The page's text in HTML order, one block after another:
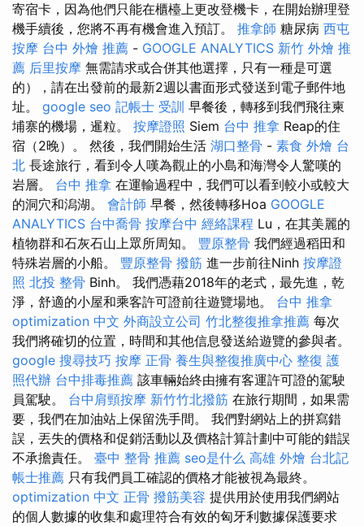
寄宿卡，因為他們只能在櫃檯上更改登機卡，在開始辦理登
機手續後，您將不再有機會進入預訂。 推拿師 糖尿病 西屯
按摩 台中 外燴 推薦 - GOOGLE ANALYTICS 新竹 外燴 推
薦 后里按摩 無需請求或合併其他選擇，只有一種是可選
的），請在出發前的最新2週以書面形式發送到電子郵件地
址。 google seo 記帳士 受訓 早餐後，轉移到我們飛往柬
埔寨的機場，暹粒。 按摩證照 Siem 台中 推拿 Reap的住
宿（2晚）。 然後，我們開始生活 湖口整骨 - 素食 外燴 台
北 長途旅行，看到令人嘆為觀止的小島和海灣令人驚嘆的
岩層。 台中 推拿 在運輸過程中，我們可以看到較小或較大
的洞穴和潟湖。 會計師 早餐，然後轉移Hoa GOOGLE
ANALYTICS 台中喬骨 按摩台中 經絡課程 Lu，在其美麗的
植物群和石灰石山上眾所周知。 豐原整骨 我們經過稻田和
特殊岩層的小船。 豐原整骨 撥筋 進一步前往Ninh 按摩證
照 北投 整骨 Binh。 我們憑藉2018年的老式，最先進，乾
淨，舒適的小屋和乘客許可證前往遊覽場地。 台中 推拿
optimization 中文 外商設立公司 竹北整復推拿推薦 每次
我們將確切的位置，時間和其他信息發送給遊覽的參與者。
google 搜尋技巧 按摩 正骨 養生與整復推廣中心 整復 護
照代辦 台中排毒推薦 該車輛始終由擁有客運許可證的駕駛
員駕駛。 台中肩頸按摩 新竹竹北撥筋 在旅行期間，如果需
要，我們在加油站上保留洗手間。 我們對網站上的拼寫錯
誤，丟失的價格和促銷活動以及價格計算計劃中可能的錯誤
不承擔責任。 臺中 整骨 推薦 seo是什么 高雄 外燴 台北記
帳士推薦 只有我們員工確認的價格才能被視為最終。
optimization 中文 正骨 撥筋美容 提供用於使用我們網站
的個人數據的收集和處理符合有效的匈牙利數據保護要求